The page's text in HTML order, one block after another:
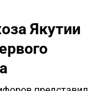
Якутии